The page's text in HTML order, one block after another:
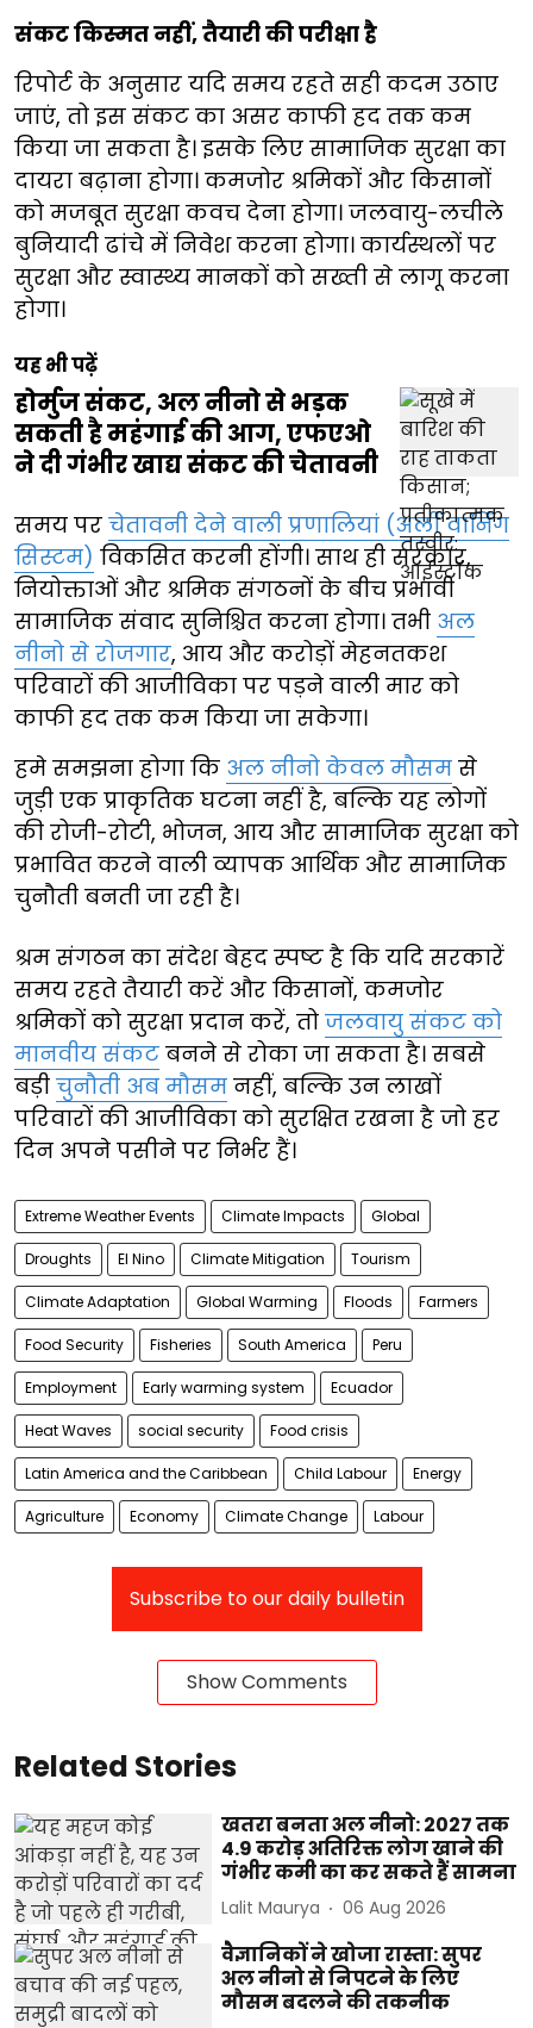
संकट किस्मत नहीं, तैयारी की परीक्षा है
रिपोर्ट के अनुसार यदि समय रहते सही कदम उठाए
जाएं, तो इस संकट का असर काफी हद तक कम
किया जा सकता है। इसके लिए सामाजिक सुरक्षा का
दायरा बढ़ाना होगा। कमजोर श्रमिकों और किसानों
को मजबूत सुरक्षा कवच देना होगा। जलवायु-लचीले
बुनियादी ढांचे में निवेश करना होगा। कार्यस्थलों पर
सुरक्षा और स्वास्थ्य मानकों को सख्ती से लागू करना
होगा।
यह भी पढ़ें
होर्मुज संकट, अल नीनो से भड़क
सकती है महंगाई की आग, एफएओ
ने दी गंभीर खाद्य संकट की चेतावनी
समय पर चेतावनी देने वाली प्रणालियां (अर्ली वार्निंग
सिस्टम) विकसित करनी होंगी। साथ ही सरकार,
नियोक्ताओं और श्रमिक संगठनों के बीच प्रभावी
सामाजिक संवाद सुनिश्चित करना होगा। तभी अल
नीनो से रोजगार, आय और करोड़ों मेहनतकश
परिवारों की आजीविका पर पड़ने वाली मार को
काफी हद तक कम किया जा सकेगा।
हमे समझना होगा कि अल नीनो केवल मौसम से
जुड़ी एक प्राकृतिक घटना नहीं है, बल्कि यह लोगों
की रोजी-रोटी, भोजन, आय और सामाजिक सुरक्षा को
प्रभावित करने वाली व्यापक आर्थिक और सामाजिक
चुनौती बनती जा रही है।
श्रम संगठन का संदेश बेहद स्पष्ट है कि यदि सरकारें
समय रहते तैयारी करें और किसानों, कमजोर
श्रमिकों को सुरक्षा प्रदान करें, तो जलवायु संकट को
मानवीय संकट बनने से रोका जा सकता है। सबसे
बड़ी चुनौती अब मौसम नहीं, बल्कि उन लाखों
परिवारों की आजीविका को सुरक्षित रखना है जो हर
दिन अपने पसीने पर निर्भर हैं।
Extreme Weather Events Climate Impacts Global
Droughts El Nino Climate Mitigation Tourism
Climate Adaptation Global Warming Floods Farmers
Food Security Fisheries South America Peru
Employment Early warming system Ecuador
Heat Waves social security Food crisis
Latin America and the Caribbean Child Labour Energy
Agriculture Economy Climate Change Labour
Subscribe to our daily bulletin
Show Comments
Related Stories
खतरा बनता अल नीनो: 2027 तक
4.9 करोड़ अतिरिक्त लोग खाने की
गंभीर कमी का कर सकते हैं सामना
Lalit Maurya 06 Aug 2026
वैज्ञानिकों ने खोजा रास्ता: सुपर
अल नीनो से निपटने के लिए
मौसम बदलने की तकनीक